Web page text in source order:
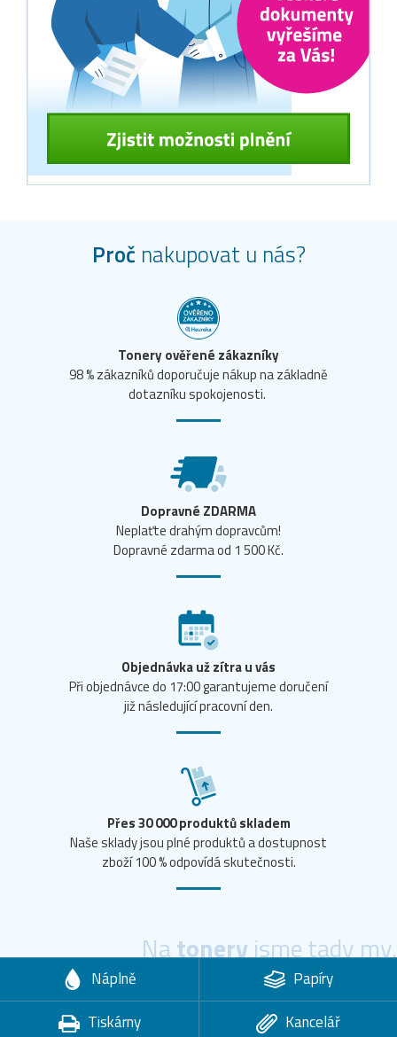
Proč nakupovat u nás?
Tonery ověřené zákazníky
98 % zákazníků doporučuje nákup na základně
dotazníku spokojenosti.
Dopravné ZDARMA
Neplaťte drahým dopravcům!
Dopravné zdarma od 1 500 Kč.
Objednávka už zítra u vás
Při objednávce do 17:00 garantujeme doručení
již následující pracovní den.
Přes 30 000 produktů skladem
Naše sklady jsou plné produktů a dostupnost
zboží 100 % odpovídá skutečnosti.
Natoneryjsme tady my.
Náplně
Papíry
Tiskárny
Kancelář